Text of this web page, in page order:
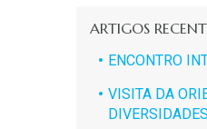
ARTIGOS
ENCONTRO
VISITA DA
DIVERSIDADES